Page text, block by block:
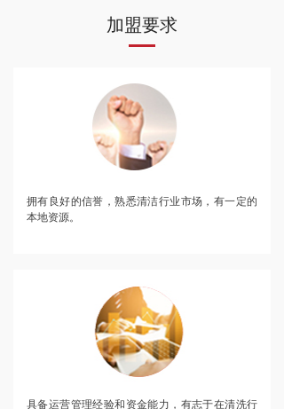
拥有良好的信誉，熟悉清洁行业市场，有一定的
本地资源。
加盟要求
具备运营管理经验和资金能力，有志于在清洗行